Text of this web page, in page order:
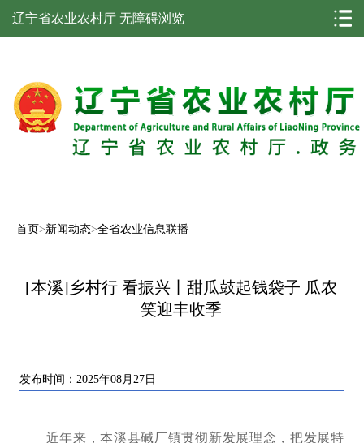
辽宁省农业农村厅 无障碍浏览
首页>新闻动态>全省农业信息联播
[本溪]乡村行 看振兴丨甜瓜鼓起钱袋子 瓜农
笑迎丰收季
发布时间：2025年08月27日
近年来，本溪县碱厂镇贯彻新发展理念，把发展特